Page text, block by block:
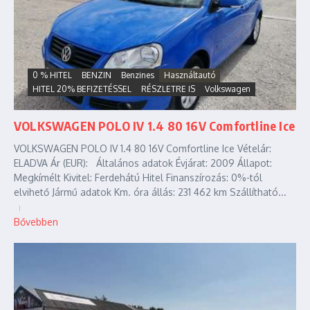
0 % HITEL BENZIN Benzines
Használtautó
HITEL 20% BEFIZETÉSSEL
RÉSZLETRE IS Volkswagen
VOLKSWAGEN POLO IV 1.4 80 16V Comfortline Ice
VOLKSWAGEN POLO IV 1.4 80 16V Comfortline Ice Vételár:
ELADVA Ár (EUR): Általános adatok Évjárat: 2009 Állapot:
Megkímélt Kivitel: Ferdehátú Hitel Finanszírozás: 0%-tól
elvihető Jármű adatok Km. óra állás: 231 462 km Szállítható...
Bővebben